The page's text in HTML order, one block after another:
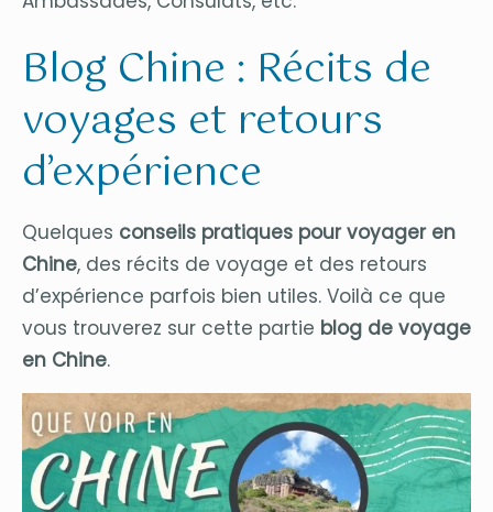
Blog Chine : Récits de
voyages et retours
d’expérience
Quelques conseils pratiques pour voyager en
Chine, des récits de voyage et des retours
d’expérience parfois bien utiles. Voilà ce que
vous trouverez sur cette partie blog de voyage
en Chine.